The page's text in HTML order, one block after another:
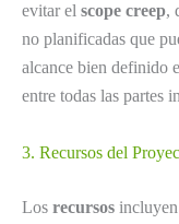
evitar el scope creep,
no planificadas que
alcance bien definido
entre todas las partes
3. Recursos del
Los recursos